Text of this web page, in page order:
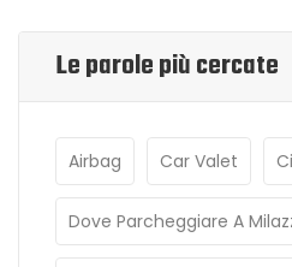
Le parole più cercate
Airbag Car Valet
Dove Parcheggiare A